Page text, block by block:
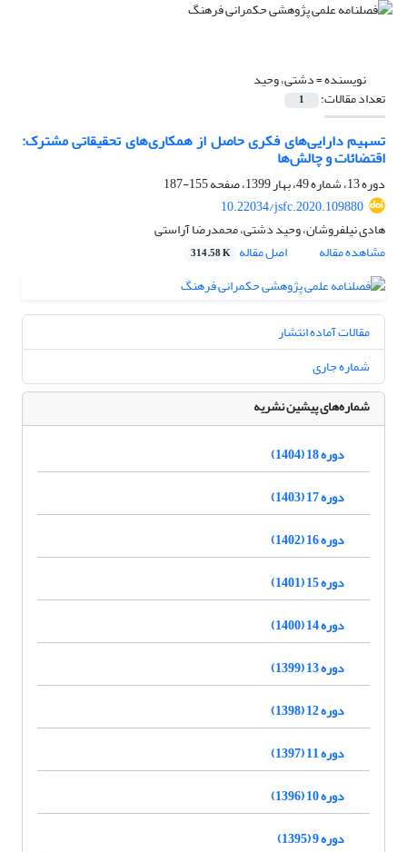
نویسنده =دشتی، وحید
تعداد مقالات: 1
تسهیم دارایی‌های فکری حاصل از همکاری‌های تحقیقاتی مشترک:
اقتضائات و چالش‌ها
دوره 13، شماره 49، بهار 1399، صفحه
155-187
10.22034/jsfc.2020.109880
هادی نیلفروشان، وحید دشتی، محمدرضا آراستی
مشاهده مقاله
اصل مقاله 314.58 K
مقالات آماده انتشار
شماره جاری
شماره‌های پیشین نشریه
دوره 18 (1404)
دوره 17 (1403)
دوره 16 (1402)
دوره 15 (1401)
دوره 14 (1400)
دوره 13 (1399)
دوره 12 (1398)
دوره 11 (1397)
دوره 10 (1396)
دوره 9 (1395)